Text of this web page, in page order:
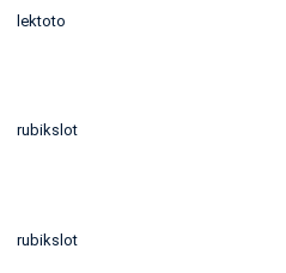
lektoto
rubikslot
rubikslot